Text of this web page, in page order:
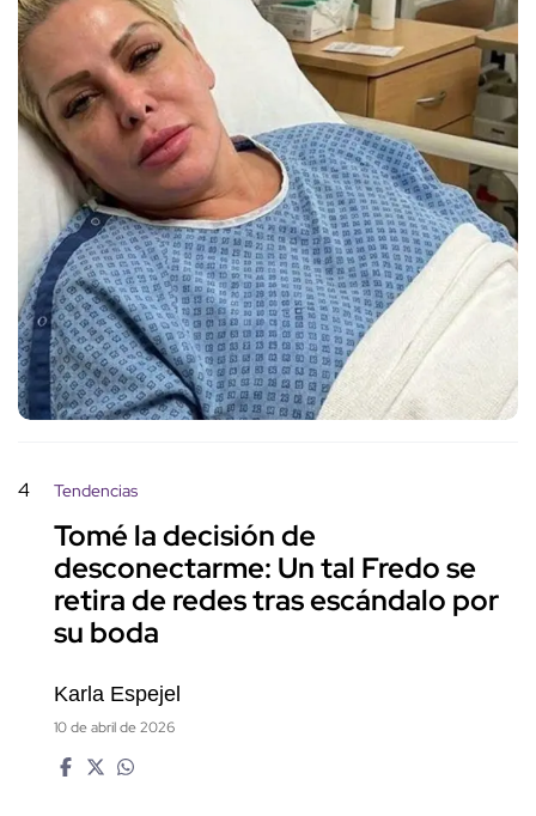
4 Tendencias
Tomé la decisión de
desconectarme: Un tal Fredo se
retira de redes tras escándalo por
su boda
Karla Espejel
10 de abril de 2026